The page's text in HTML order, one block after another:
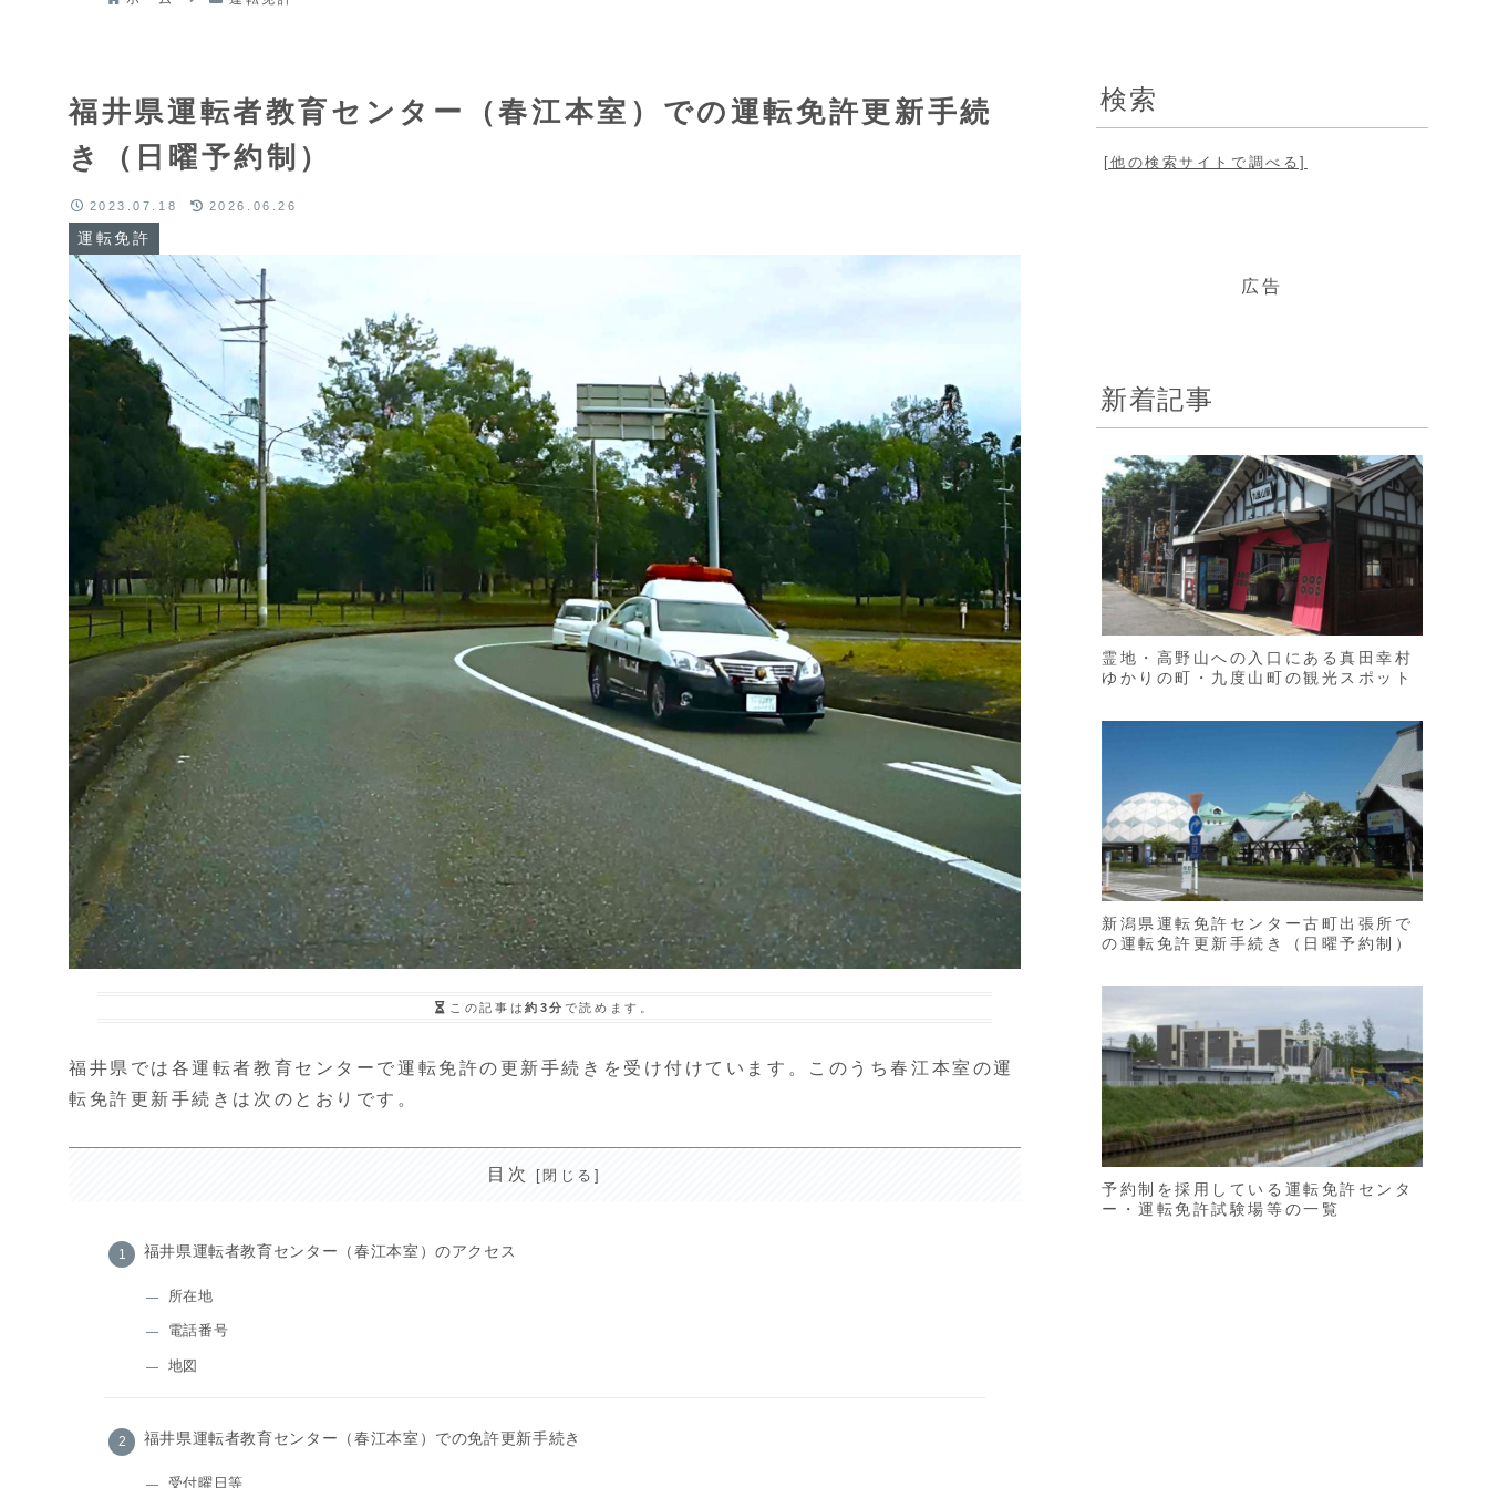
福井県運転者教育センター（春江本室）での運転免許更新手続
き（日曜予約制）
運転免許
2023.07.18 2026.06.26
この記事は約3分 で読めます。
福井県では各運転者教育センターで運転免許の更新手続きを受け付けています。このうち春江本室の運
転免許更新手続きは次のとおりです。
目次
福井県運転者教育センター（春江本室）のアクセス
所在地
電話番号
地図
福井県運転者教育センター（春江本室）での免許更新手続き
受付曜日等
検索
[他の検索サイトで調べる]
広告
新着記事
霊地・高野山への入口にある真田幸村
ゆかりの町・九度山町の観光スポット
新潟県運転免許センター古町出張所で
の運転免許更新手続き（日曜予約制）
予約制を採用している運転免許センタ
ー・運転免許試験場等の一覧